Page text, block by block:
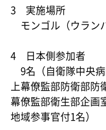
3 実施場所
モンゴル（ウラン
4 日本側参加者
9名（自衛隊中央
上幕僚監部防衛部
幕僚監部衛生部企画
地域参事官付1名）